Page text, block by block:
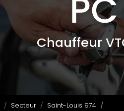
Chauffeur
Secteur Saint-Louis 974